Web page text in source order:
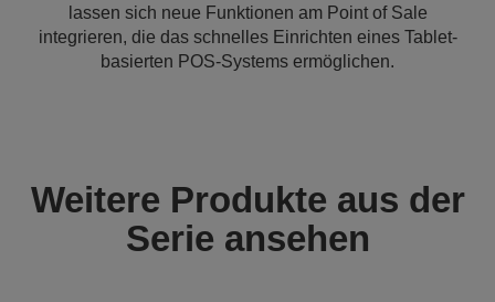
lassen sich neue Funktionen am Point of Sale
integrieren, die das schnelles Einrichten eines Tablet-
basierten POS-Systems ermöglichen.
Weitere Produkte aus der
Serie ansehen